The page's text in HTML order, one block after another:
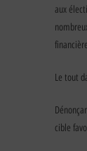
aux
Le tout
cible